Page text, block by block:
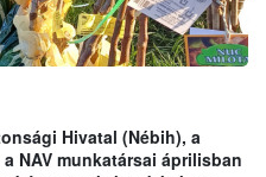
Hivatal (Nébih), a
NAV munkatársai áprilisban